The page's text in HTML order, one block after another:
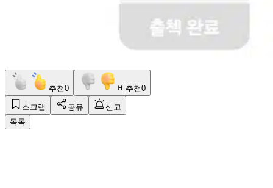
추천0 비추천0
스크랩 공유
신고
목록